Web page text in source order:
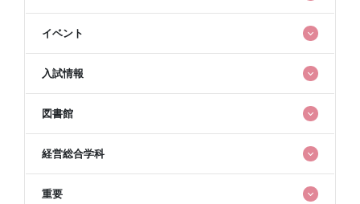
イベント
入試情報
図書館
経営総合学科
重要